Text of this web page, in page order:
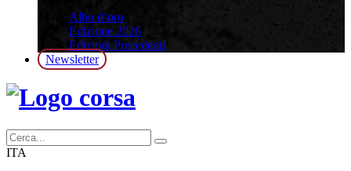
Albo d’oro
Edizione 2026
Edizioni Precedenti
Newsletter
ITA